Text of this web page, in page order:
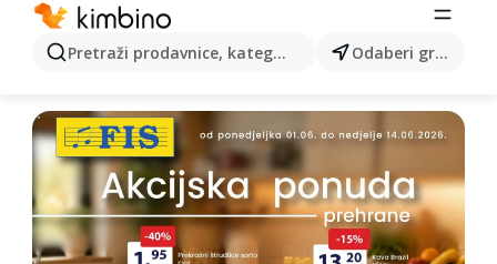
Pretraži prodavnice, kategorije, proizvode... Odaberi grad